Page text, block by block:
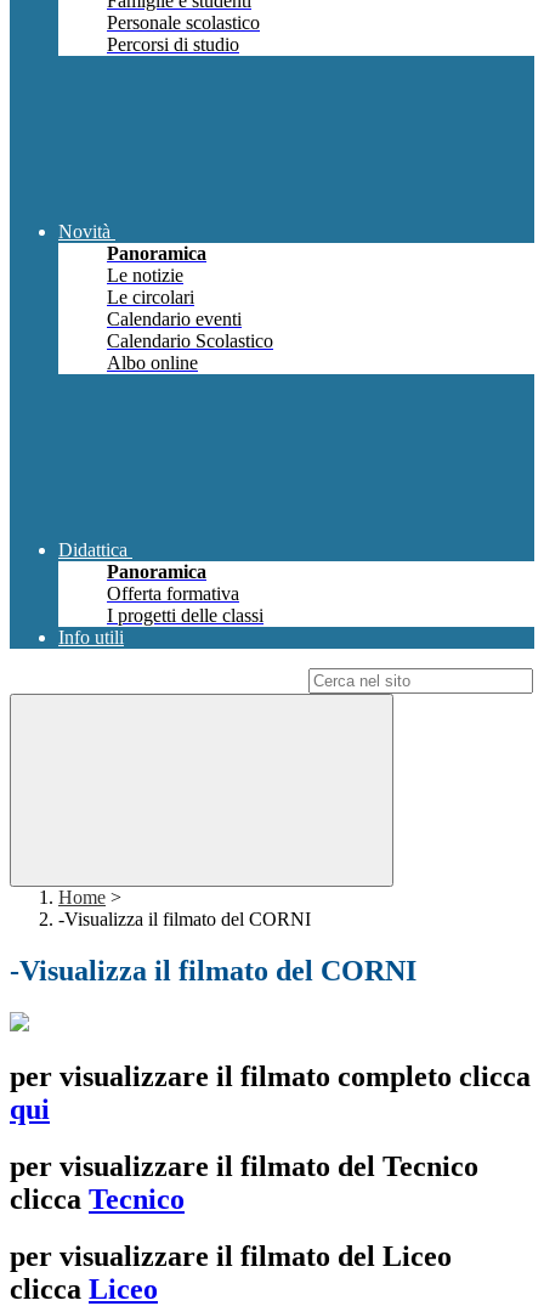
Personale scolastico
Percorsi di studio
Novità
Panoramica
Le notizie
Le circolari
Calendario eventi
Calendario Scolastico
Albo online
Didattica
Panoramica
Offerta formativa
I progetti delle classi
Info utili
Home >
-Visualizza il filmato del CORNI
-Visualizza il filmato del CORNI
per visualizzare il filmato completo clicca
qui
per visualizzare il filmato del Tecnico
clicca Tecnico
per visualizzare il filmato del Liceo
clicca Liceo